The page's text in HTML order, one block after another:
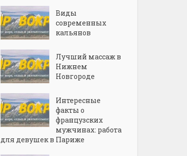
Виды
современных
кальянов
Лучший массаж в
Нижнем
Новгороде
Интересные
факты о
французских
мужчинах: работа
для девушек в Париже